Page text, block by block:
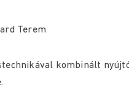
Terem
kombinált